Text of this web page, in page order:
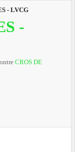
- LVCG
-
CROS DE